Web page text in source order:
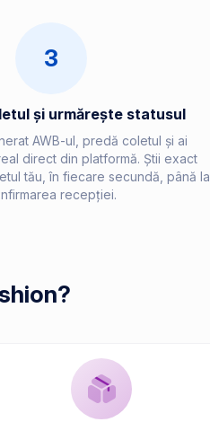
3
și urmărește statusul
AWB-ul, predă coletul și ai
direct din platformă. Știi exact
tău, în fiecare secundă, până la
recepției.